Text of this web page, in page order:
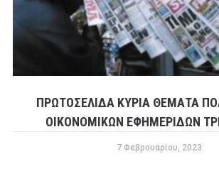
ΠΡΩΤΟΣΕΛΙΔΑ ΚΥΡΙΑ ΘΕΜΑΤΑ
ΟΙΚΟΝΟΜΙΚΩΝ ΕΦΗΜΕΡΙΔΩΝ
7 Φεβρουαρίου, 2023